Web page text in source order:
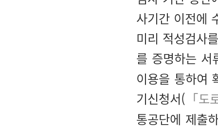
사기간 이전에
미리 적성검사
를 증명하는 서
이용을 통하여
기신청서( 「
통공단에 제출